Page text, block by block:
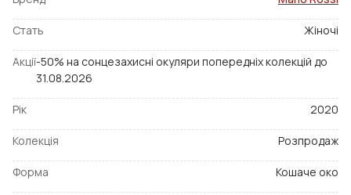
Стать Жіночі
Акції-50% на сонцезахисні окуляри попередніх колекцій до
31.08.2026
Рік 2020
Колекція Розпродаж
Форма Кошаче око